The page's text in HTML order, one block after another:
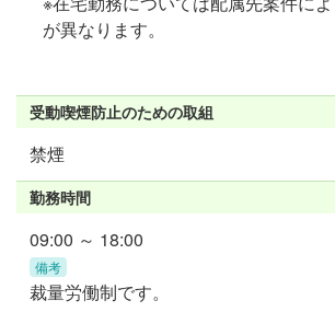
が異なります。
受動喫煙防止のための取組
禁煙
勤務時間
09:00 ～ 18:00
備考
裁量労働制です。